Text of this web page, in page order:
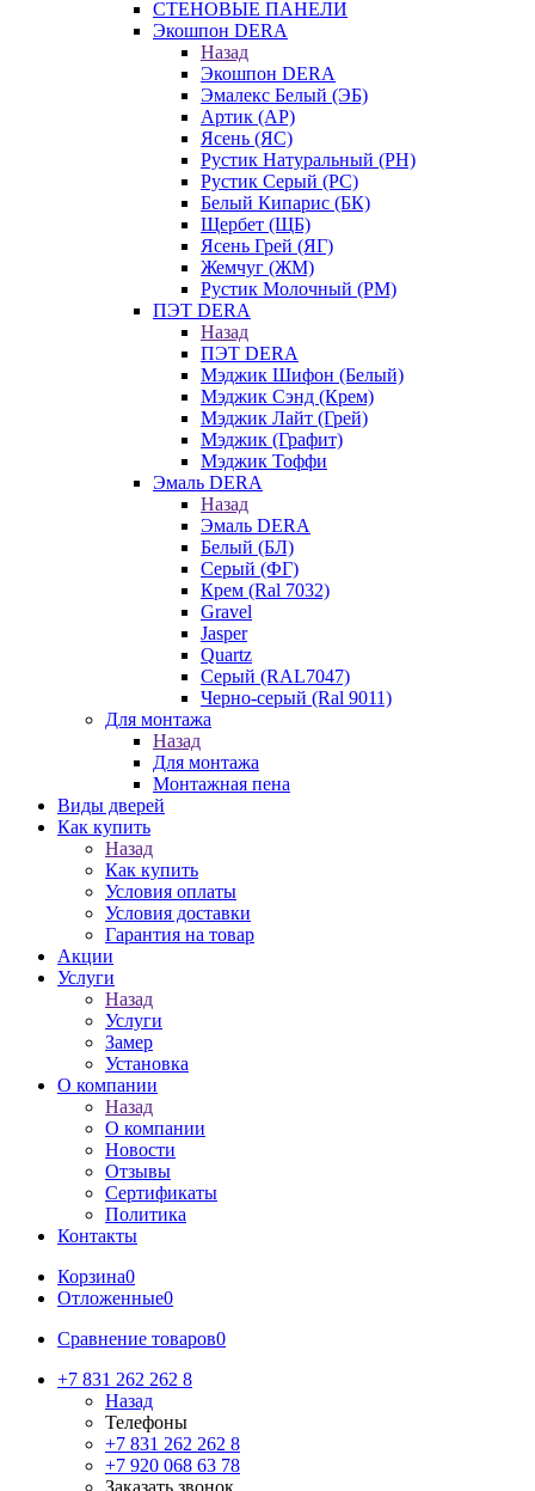
СТЕНОВЫЕ ПАНЕЛИ
Экошпон DERA
Назад
Экошпон DERA
Эмалекс Белый (ЭБ)
Артик (АР)
Ясень (ЯС)
Рустик Натуральный (РН)
Рустик Серый (РС)
Белый Кипарис (БК)
Щербет (ЩБ)
Ясень Грей (ЯГ)
Жемчуг (ЖМ)
Рустик Молочный (РМ)
ПЭТ DERA
Назад
ПЭТ DERA
Мэджик Шифон (Белый)
Мэджик Сэнд (Крем)
Мэджик Лайт (Грей)
Мэджик (Графит)
Мэджик Тоффи
Эмаль DERA
Назад
Эмаль DERA
Белый (БЛ)
Серый (ФГ)
Крем (Ral 7032)
Gravel
Jasper
Quartz
Серый (RAL7047)
Черно-серый (Ral 9011)
Для монтажа
Назад
Для монтажа
Монтажная пена
Виды дверей
Как купить
Назад
Как купить
Условия оплаты
Условия доставки
Гарантия на товар
Акции
Услуги
Назад
Услуги
Замер
Установка
О компании
Назад
О компании
Новости
Отзывы
Сертификаты
Политика
Контакты
Корзина0
Отложенные0
Сравнение товаров0
+7 831 262 262 8
Назад
Телефоны
+7 831 262 262 8
+7 920 068 63 78
Заказать звонок